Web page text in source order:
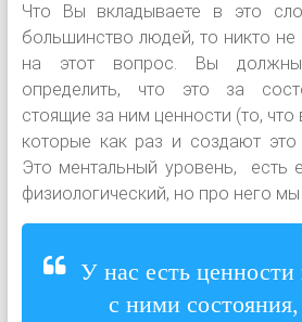
Что Вы вкладываете в это
большинство людей, то никто не
на этот вопрос. Вы
определить, что это за
стоящие за ним ценности (то,
которые как раз и создают это
Это ментальный уровень, есть
физиологический, но про него
У нас есть ценности
с ними состояния,